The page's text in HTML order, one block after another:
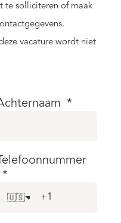
te solliciteren of maak
vacature wordt niet
*
Telefoonnummer
*
🇺🇸